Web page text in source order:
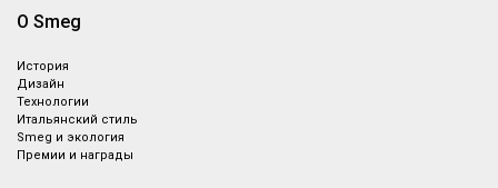
О Smeg
История
Дизайн
Технологии
Итальянский стиль
Smeg и экология
Премии и награды